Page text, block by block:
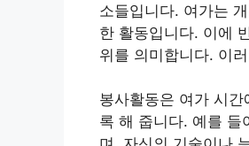
소들입니다. 여가는
한 활동입니다. 이에
위를 의미합니다. 이
봉사활동은 여가 시
록 해 줍니다. 예를 들